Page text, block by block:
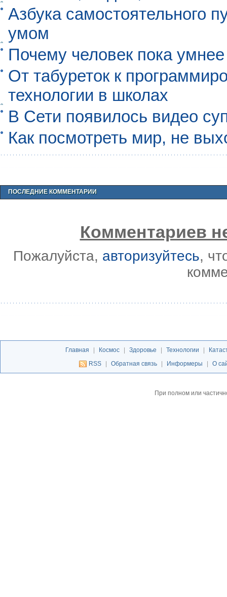
Азбука самостоятельного
умом
Почему человек пока умнее
От табуреток к
технологии в школах
В Сети появилось видео
Как посмотреть мир, не
ПОСЛЕДНИЕ КОММЕНТАРИИ
Комментариев
Пожалуйста, авторизуйтесь,
Главная Космос Здоровье Технологии
RSS
Обратная связь Информеры О
При полном или